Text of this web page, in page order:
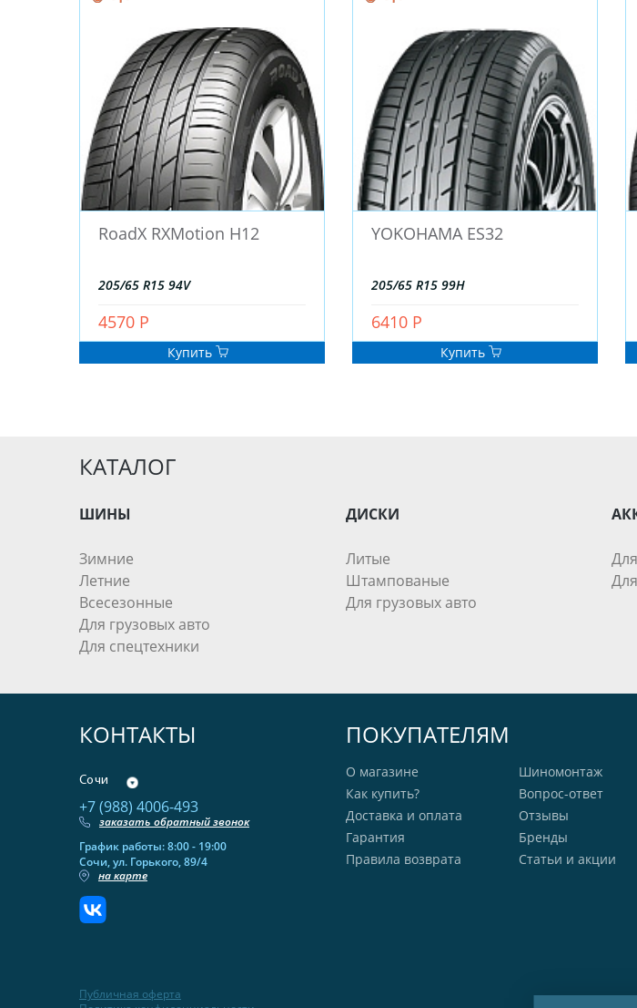
RoadX RXMotion H12
205/65 R15 94V
4570 Р
Купить
YOKOHAMA ES32
205/65 R15 99H
6410 Р
Купить
КАТАЛОГ
ШИНЫ
Зимние
Летние
Всесезонные
Для грузовых авто
Для спецтехники
ДИСКИ
Литые
Штампованые
Для грузовых авто
КОНТАКТЫ
Сочи
+7 (988) 4006-493
заказать обратный звонок
График работы: 8:00 - 19:00
Сочи, ул. Горького, 89/4
на карте
ПОКУПАТЕЛЯМ
О магазине
Как купить?
Доставка и оплата
Гарантия
Правила возврата
Шиномонтаж
Вопрос-ответ
Отзывы
Бренды
Статьи и акции
Публичная оферта